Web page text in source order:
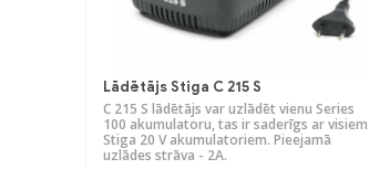
Lādētājs Stiga C 215 S
C 215 S lādētājs var uzlādēt vienu Series
100 akumulatoru, tas ir saderīgs ar visiem
Stiga 20 V akumulatoriem. Pieejamā
uzlādes strāva - 2A.